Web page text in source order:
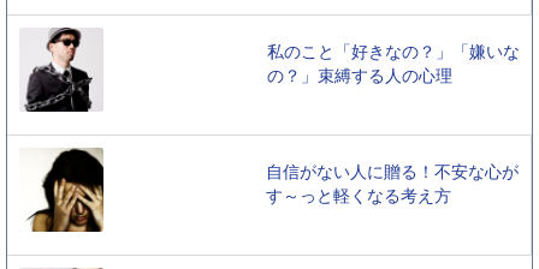
私のこと「好きなの？」「嫌いな
の？」束縛する人の心理
自信がない人に贈る！不安な心が
す～っと軽くなる考え方